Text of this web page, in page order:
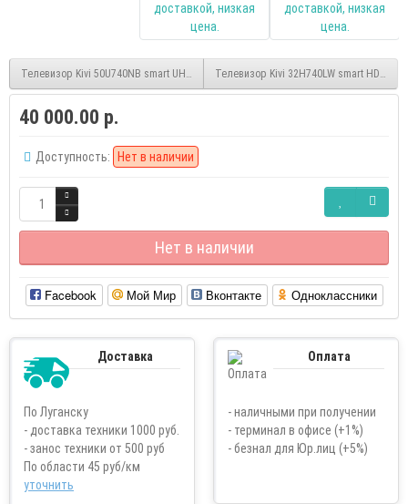
Телевизор Kivi 50U740NB smart UHD 4K безрамочныйТелевизор Kivi 32H740LW smart HD
40 000.00 р.
Доступность: Нет в наличии
Нет в наличии
Facebook Мой Мир Вконтакте Одноклассники
Доставка
По Луганску
- доставка техники 1000 руб.
- занос техники от 500 руб
По области 45 руб/км
уточнить
Оплата
- наличными при получении
- терминал в офисе (+1%)
- безнал для Юр.лиц (+5%)